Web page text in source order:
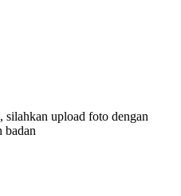
upload foto dengan
badan